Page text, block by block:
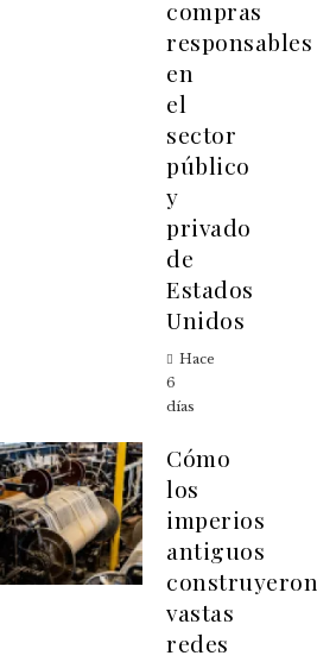
compras
responsables
en
el
sector
público
y
privado
de
Estados
Unidos
Hace
6
días
Cómo
los
imperios
antiguos
construyeron
vastas
redes